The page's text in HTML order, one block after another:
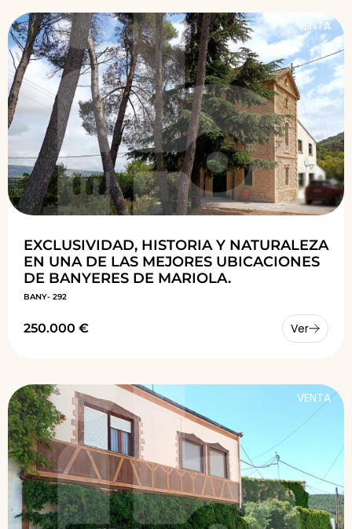
VENTA
EXCLUSIVIDAD, HISTORIA Y NATURALEZA
EN UNA DE LAS MEJORES UBICACIONES
DE BANYERES DE MARIOLA.
BANY- 292
250.000 € Ver
VENTA